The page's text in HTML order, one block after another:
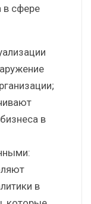
в сфере
в
в